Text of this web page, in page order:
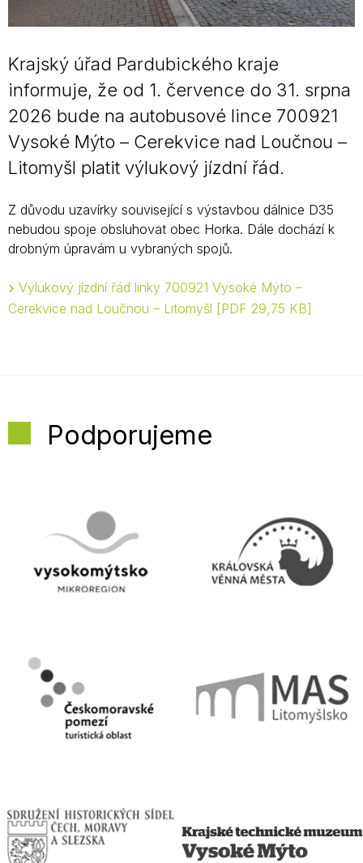
Krajský úřad Pardubického kraje
informuje, že od 1. července do 31. srpna
2026 bude na autobusové lince 700921
Vysoké Mýto – Cerekvice nad Loučnou –
Litomyšl platit výlukový jízdní řád.
Z důvodu uzavírky související s výstavbou dálnice D35
nebudou spoje obsluhovat obec Horka. Dále dochází k
drobným úpravám u vybraných spojů.
Výlukový jízdní řád linky 700921 Vysoké Mýto –
Cerekvice nad Loučnou – Litomyšl
PDF 29,75 KB
Podporujeme